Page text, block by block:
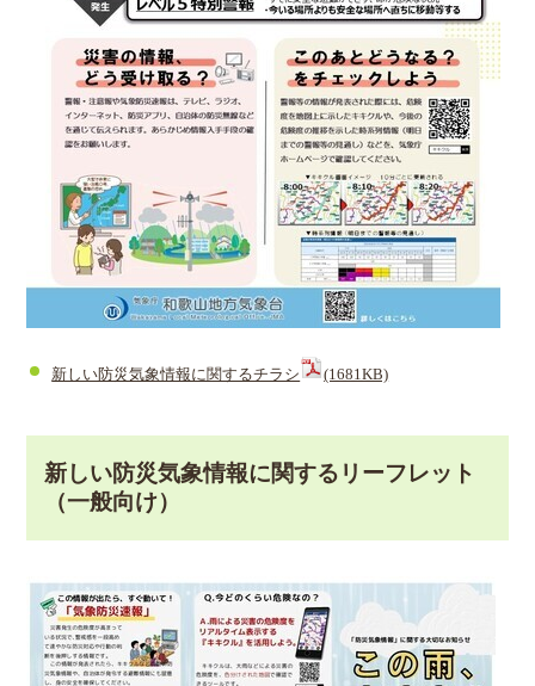
新しい防災気象情報に関するチラシ (1681KB)
新しい防災気象情報に関するリーフレット
（一般向け）